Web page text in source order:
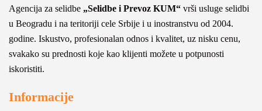
Agencija za selidbe „Selidbe i Prevoz KUM“ vrši usluge selidbi
u Beogradu i na teritoriji cele Srbije i u inostranstvu od 2004.
godine. Iskustvo, profesionalan odnos i kvalitet, uz nisku cenu,
svakako su prednosti koje kao klijenti možete u potpunosti
iskoristiti.
Informacije